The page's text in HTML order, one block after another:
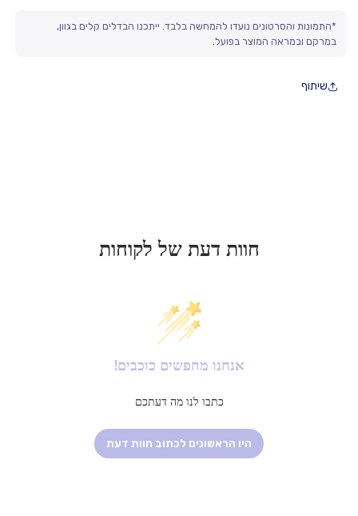
• עמיד ומתאים לשימוש חוזר
*התמונות והסרטונים נועדו להמחשה בלבד. ייתכנו הבדלים קלים בגוון,
במרקם ובמראה המוצר בפועל.
שיתוף
חוות דעת של לקוחות
אנחנו מחפשים כוכבים!
כתבו לנו מה דעתכם
היו הראשונים לכתוב חוות דעת